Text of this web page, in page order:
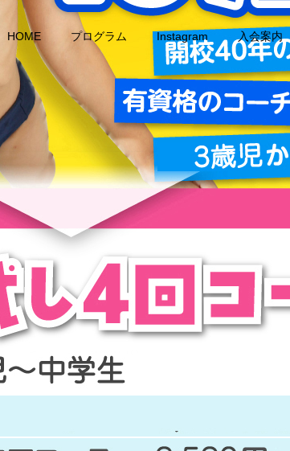
HOME プログラム Instagram 入会案内
成人コース
タイトルとURLをコピーする